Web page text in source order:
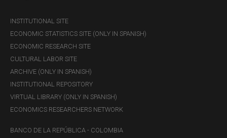
El Banco de la República en el desarrollo de sus
funciones de banca central, establecidas por la
Constitución Política de Colombia, la Ley 31 de 1992 y
sus Estatutos promueve la protección del ambiente, y
la gestión de la mitigación del cambio climático en sus
procesos, por lo cual diseña e implementa las medidas
enfocadas a la prevención, control, adaptación y
se puedan generar en sus operaciones.
INSTITUTIONAL SITE
ECONOMIC STATISTICS SITE (ONLY IN SPANISH)
ECONOMIC RESEARCH SITE
CULTURAL LABOR SITE
ARCHIVE (ONLY IN SPANISH)
INSTITUTIONAL REPOSITORY
VIRTUAL LIBRARY (ONLY IN SPANISH)
ECONOMICS RESEARCHERS NETWORK
BANCO DE LA REPÚBLICA - COLOMBIA